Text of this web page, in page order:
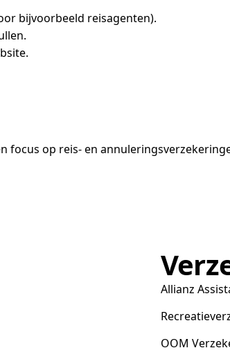
bijvoorbeeld reisagenten).
focus op reis- en
Allianz
OOM